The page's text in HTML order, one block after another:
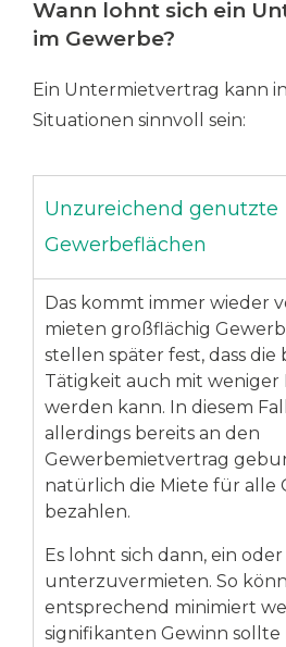
Wann lohnt sich ein
im Gewerbe?
Ein Untermietvertrag kann
Situationen sinnvoll sein:
Unzureichend genutzte
Gewerbeflächen
Das kommt immer wieder
mieten großflächig
stellen später fest, dass die
Tätigkeit auch mit weniger
werden kann. In diesem
allerdings bereits an den
Gewerbemietvertrag
natürlich die Miete für alle
bezahlen.
Es lohnt sich dann, ein
unterzuvermieten. So
entsprechend minimiert
signifikanten Gewinn sollte